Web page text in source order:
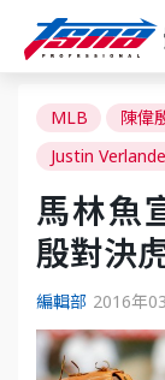
MLB 陳偉
Justin
馬林魚
殷對決
編輯部 2016年